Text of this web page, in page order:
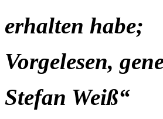
erhalten habe;
Vorgelesen,
Stefan Weiß“